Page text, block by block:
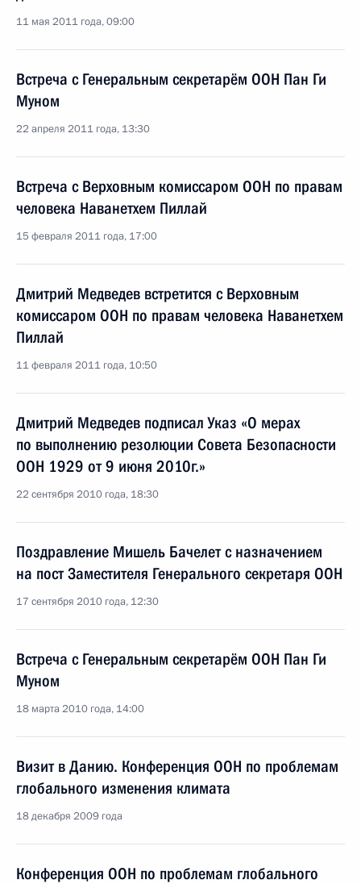
11 мая 2011 года, 09:00
Встреча с Генеральным секретарём ООН Пан Ги
Муном
22 апреля 2011 года, 13:30
Встреча с Верховным комиссаром ООН по правам
человека Наванетхем Пиллай
15 февраля 2011 года, 17:00
Дмитрий Медведев встретится с Верховным
комиссаром ООН по правам человека Наванетхем
Пиллай
11 февраля 2011 года, 10:50
Дмитрий Медведев подписал Указ «О мерах
по выполнению резолюции Совета Безопасности
ООН 1929 от 9 июня 2010г.»
22 сентября 2010 года, 18:30
Поздравление Мишель Бачелет с назначением
на пост Заместителя Генерального секретаря ООН
17 сентября 2010 года, 12:30
Встреча с Генеральным секретарём ООН Пан Ги
Муном
18 марта 2010 года, 14:00
Визит в Данию. Конференция ООН по проблемам
глобального изменения климата
18 декабря 2009 года
Конференция ООН по проблемам глобального